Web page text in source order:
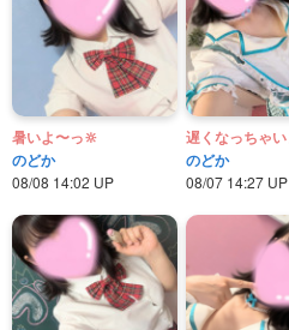
暑いよ〜っ‪🔆‬
のどか
08/08 14:02 UP
のどか
08/07 14:27 UP